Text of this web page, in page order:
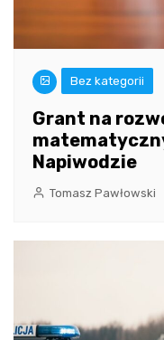
Bez kategorii
Grant na
Napiwodzie
Tomasz Pawłowski